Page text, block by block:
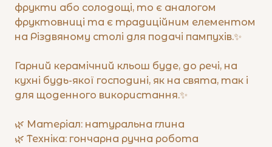
фрукти або солодощі, то є аналогом
фруктовниці та є традиційним елементом
на Різдвяному столі для подачі пампухів.✨
Гарний керамічний кльош буде, до речі, на
кухні будь-якої господині, як на свята, так і
для щоденного використання.✨
🌿 Матеріал: натуральна глина
🌿 Техніка: гончарна ручна робота